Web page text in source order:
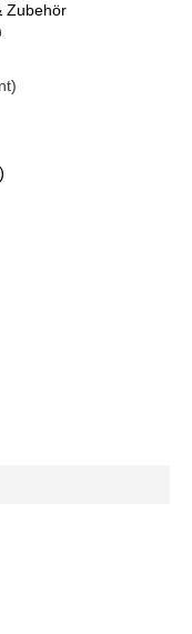
Zubehör